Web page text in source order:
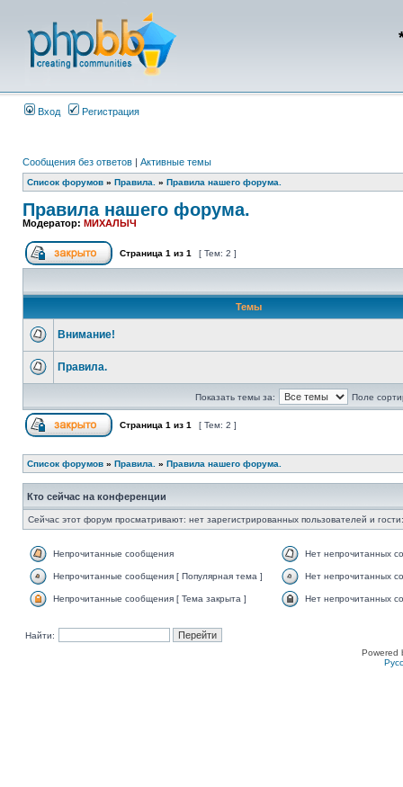
Вход Регистрация
Сообщения без ответов | Активные темы
Список форумов » Правила. » Правила нашего форума.
Правила нашего форума.
Модератор: МИХАЛЫЧ
Страница 1 из 1 [ Тем: 2 ]
Темы
Внимание!
Правила.
Показать темы за: Поле
Страница 1 из 1 [ Тем: 2 ]
Список форумов » Правила. » Правила нашего форума.
Кто сейчас на конференции
Сейчас этот форум просматривают: нет зарегистрированных пользователей и
Непрочитанные сообщения Нет непрочитанных
Непрочитанные сообщения [ Популярная тема ] Нет непрочитанных
Непрочитанные сообщения [ Тема закрыта ] Нет непрочитанных
Найти:
Powered